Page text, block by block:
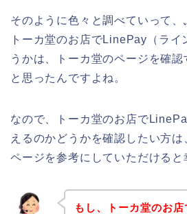
そのように色々と調べていって、
トーカ堂のお店でLinePay（ライ
うかは、トーカ堂のページを確認
と思ったんですよね。
なので、トーカ堂のお店で
えるのかどうかを確認したい方
ページを参考にしていただけると
もし、トーカ堂のお